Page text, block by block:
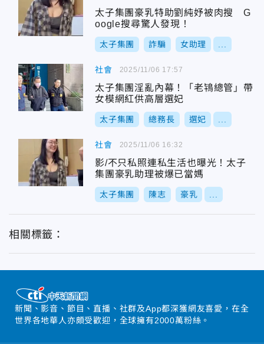
太子集團豪乳特助劉純妤被肉搜 G
oogle搜尋驚人發現！
太子集團 詐騙 女助理
社會
太子集團淫亂內幕！「老鴇總管」帶
女模網紅供高層選妃
太子集團 總務長 選妃
2025/11/06 17:57
社會
影/不只私照連私生活也曝光！太子
集團豪乳助理被爆已當媽
太子集團 陳志 豪乳
2025/11/06 16:32
相關標籤：
新聞、影音、節目、直播、社群及App都深獲網友喜愛，在全
世界各地華人亦頗受歡迎，全球擁有2000萬粉絲。